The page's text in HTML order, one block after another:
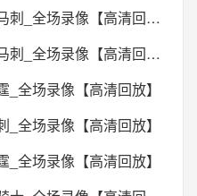
2026年06月06日 尼克斯VS马刺_全场录像【高清回放】
2026年06月04日 尼克斯VS马刺_全场录像【高清回放】
全场录像【高清回放】
全场录像【高清回放】
全场录像【高清回放】